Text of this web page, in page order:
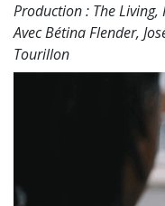
Production : The Living,
Avec Bétina Flender,
Tourillon